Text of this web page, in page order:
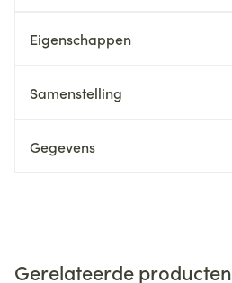
Eigenschappen
Samenstelling
Gegevens
Gerelateerde producten